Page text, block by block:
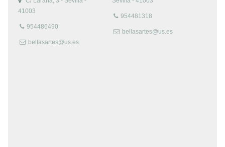
41003
954486490
bellasartes@us.es
954481318
bellasartes@us.es